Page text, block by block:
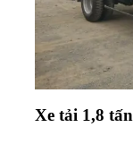
Xe tải 1,8